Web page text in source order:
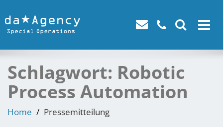
Toggle
Schlagwort: Robotic
Process Automation
Home Pressemitteilung